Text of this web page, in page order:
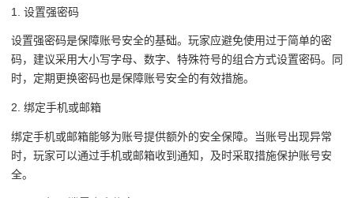
1. 设置强密码
设置强密码是保障账号安全的基础。玩家应避免使用过于简单的密
码，建议采用大小写字母、数字、特殊符号的组合方式设置密码。同
时，定期更换密码也是保障账号安全的有效措施。
2. 绑定手机或邮箱
绑定手机或邮箱能够为账号提供额外的安全保障。当账号出现异常
时，玩家可以通过手机或邮箱收到通知，及时采取措施保护账号安
全。